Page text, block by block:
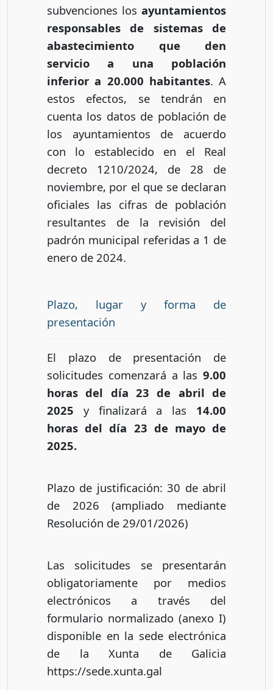
subvenciones los ayuntamientos
responsables de sistemas de
abastecimiento que den
servicio a una población
inferior a 20.000 habitantes. A
estos efectos, se tendrán en
cuenta los datos de población de
los ayuntamientos de acuerdo
con lo establecido en el Real
decreto 1210/2024, de 28 de
noviembre, por el que se declaran
oficiales las cifras de población
resultantes de la revisión del
padrón municipal referidas a 1 de
enero de 2024.
Plazo, lugar y forma de
presentación
El plazo de presentación de
solicitudes comenzará a las 9.00
horas del día 23 de abril de
2025 y finalizará a las 14.00
horas del día 23 de mayo de
2025.
Plazo de justificación: 30 de abril
de 2026 (ampliado mediante
Resolución de 29/01/2026)
Las solicitudes se presentarán
obligatoriamente por medios
electrónicos a través del
formulario normalizado (anexo I)
disponible en la sede electrónica
de la Xunta de Galicia
https://sede.xunta.gal